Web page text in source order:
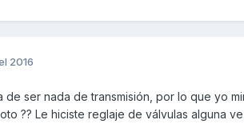
2016
de ser nada de transmisión, por lo que yo
?? Le hiciste reglaje de válvulas alguna